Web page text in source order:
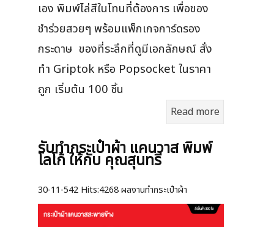
เอง พิมพ์ไล่สีในโทนที่ต้องการ เพื่อของ
ชำร่วยสวยๆ พร้อมแพ็กเกจการ์ดรอง
กระดาษ ของที่ระลึกที่ดูมีเอกลักษณ์ สั่ง
ทำ Griptok หรือ Popsocket ในราคา
ถูก เริ่มต้น 100 ชิ้น
Read more
รับทำกระเป๋าผ้า แคนวาส พิมพ์
โลโก้ ให้กับ คุณสุนทรี
30-11-542 Hits:4268 ผลงานทำกระเป๋าผ้า